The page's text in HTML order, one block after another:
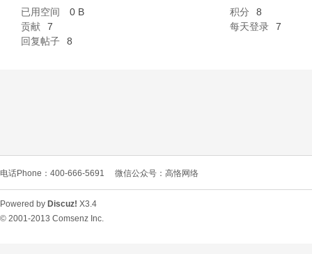
L
已用空间
0 B 积分
8
贡献
7 每天登录
7
回复帖子
8
电话Phone：400-666-5691 微信公众号：高恪网络
Powered by Discuz! X3.4
© 2001-2013 Comsenz Inc.